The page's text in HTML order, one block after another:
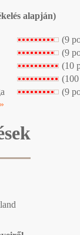
alapján)
(9
(9
(10
(9